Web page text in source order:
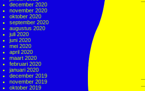
december 2020
november 2020
oktober 2020
september 2020
augustus 2020
juli 2020
juni 2020
mei 2020
april 2020
maart 2020
februari 2020
januari 2020
december 2019
november 2019
oktober 2019